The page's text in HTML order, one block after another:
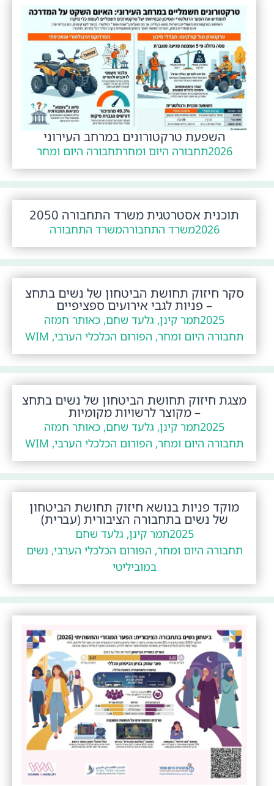
השפעת טרקטורונים במרחב העירוני
2026תחבורה היום ומחרתחבורה היום ומחר
תוכנית אסטרטגית משרד התחבורה 2050
2026משרד התחבורהמשרד התחבורה
סקר חיזוק תחושת הביטחון של נשים בתחצ
– פניות לגבי אירועים ספציפיים
2025תמר קינן, גלעד שחם, כאותר חמזה
תחבורה היום ומחר, הפורום הכלכלי הערבי, WIM
מצגת חיזוק תחושת הביטחון של נשים בתחצ
– מקוצר לרשויות מקומיות
2025תמר קינן, גלעד שחם, כאותר חמזה
תחבורה היום ומחר, הפורום הכלכלי הערבי, WIM
מוקד פניות בנושא חיזוק תחושת הביטחון
של נשים בתחבורה הציבורית (עברית)
2025תמר קינן, גלעד שחם
תחבורה היום ומחר, הפורום הכלכלי הערבי, נשים
במוביליטי